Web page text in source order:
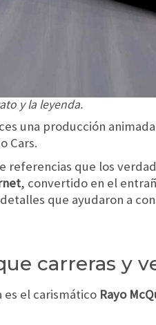
y la leyenda.
una producción
Cars.
referencias que los
, convertido en el
detalles que ayudaron a
carreras y
el carismático Rayo